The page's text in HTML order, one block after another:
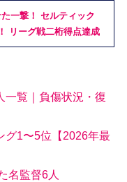
一撃！ セルティック
リーグ戦二桁得点達成
一覧｜負傷状況・復
グ1〜5位【2026年最
名監督6人